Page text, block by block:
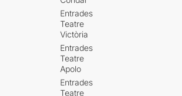
Entrades
Teatre
Victòria
Entrades
Teatre
Apolo
Entrades
Teatre